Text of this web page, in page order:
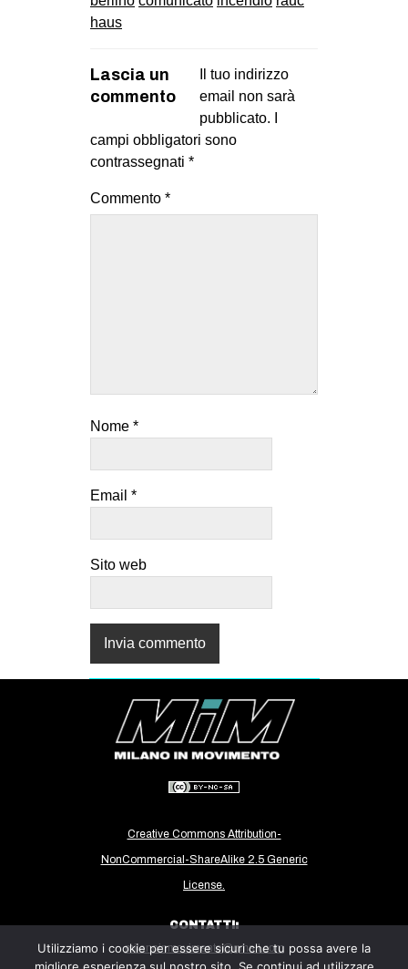
haus
Lascia un
commento
Il tuo indirizzo
email non sarà
pubblicato.
campi obbligatori sono
contrassegnati *
Commento *
Nome *
Email *
Sito web
Creative Commons Attribution-
NonCommercial-ShareAlike 2.5 Generic
License.
CONTATTI:
milanoinmovimento@gmail.com
Utilizziamo i cookie per essere sicuri che tu possa avere la